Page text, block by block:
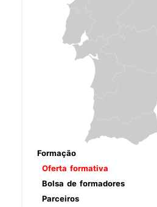
Formação
Oferta formativa
Bolsa de formadores
Parceiros